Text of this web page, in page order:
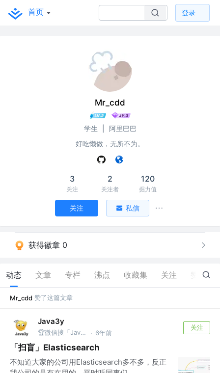
首页 登录
Mr_cdd
学生
阿里巴巴
好吃懒做，无所不为。
3
关注
2
关注者
120
掘力值
关注 私信
获得徽章 0
动态 文章 专栏 沸点 收藏集 关注 7
Mr_cdd 赞了这篇文章
Java3y
🏆微信搜「Java3y」获取原创电子书 · 6年前
关注
「扫盲」Elasticsearch
不知道大家的公司用Elasticsearch多不多，反正